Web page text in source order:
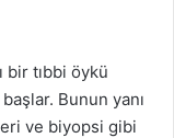
bir tıbbi öykü
Bunun yanı
ve biyopsi gibi